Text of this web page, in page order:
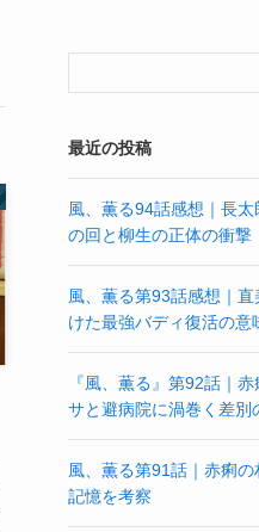
最近の投稿
風、薫る94話感想｜長
の回と柳生の正体の衝撃
風、薫る第93話感想｜
けた最強バディ復活の意
『風、薫る』第92話｜
サと避病院に渦巻く差別
風、薫る第91話｜赤痢
記憶を考察